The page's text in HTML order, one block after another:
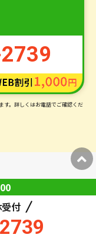
。 詳しくはお電話でご確認くだ
付